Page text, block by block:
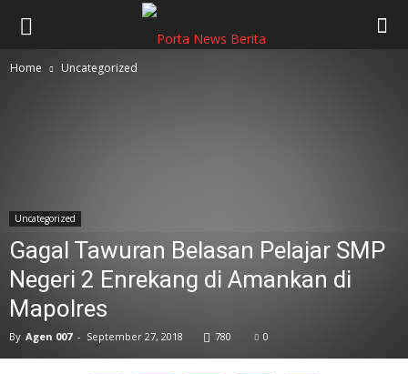
Home Uncategorized
Uncategorized
Gagal Tawuran Belasan Pelajar SMP
Negeri 2 Enrekang di Amankan di
Mapolres
By Agen 007 - September 27, 2018 780 0